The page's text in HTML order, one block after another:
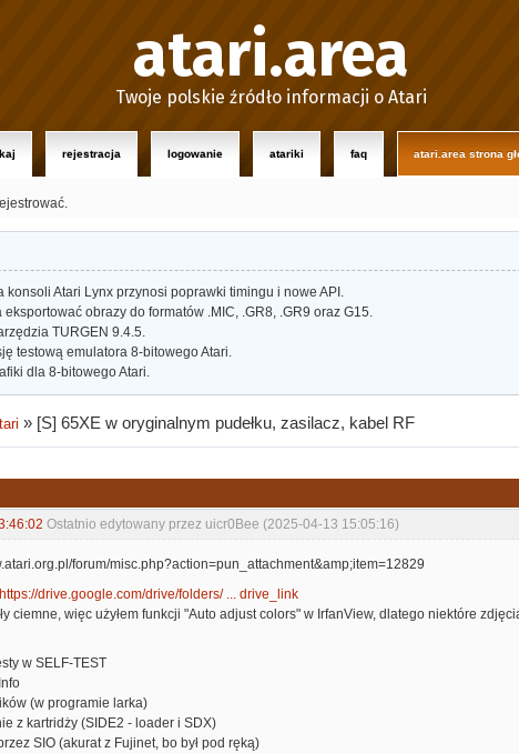
atari.area
Twoje polskie źródło informacji o Atari
rejestracja logowanie atariki faq atari.area strona
Atari Lynx przynosi poprawki timingu i nowe API.
eksportować obrazy do formatów .MIC, .GR8, .GR9 oraz G15.
TURGEN 9.4.5.
testową emulatora 8-bitowego Atari.
dla 8-bitowego Atari.
» [S] 65XE w oryginalnym pudełku, zasilacz, kabel RF
Ostatnio edytowany przez uicr0Bee (2025-04-13 15:05:16)
https://drive.google.com/drive/folders/ ... drive_link
ciemne, więc użyłem funkcji "Auto adjust colors" w IrfanView, dlatego niektóre
w SELF-TEST
(w programie larka)
z kartridży (SIDE2 - loader i SDX)
SIO (akurat z Fujinet, bo był pod ręką)